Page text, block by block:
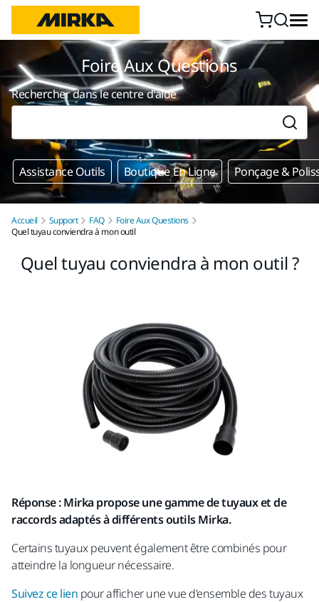
Foire Aux Questions
Rechercher dans le centre d'aide
Assistance Outils Boutique En Ligne Ponçage &
Accueil Support FAQ
Foire Aux Questions
Quel tuyau conviendra à mon outil
Quel tuyau conviendra à mon outil ?
Réponse : Mirka propose une gamme de tuyaux et de
raccords adaptés à différents outils Mirka.
Certains tuyaux peuvent également être combinés pour
atteindre la longueur nécessaire.
Suivez ce lien pour afficher une vue d'ensemble des tuyaux